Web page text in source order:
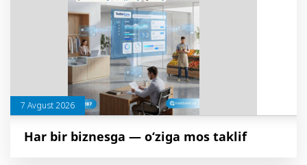
7 Avgust 2026
Har bir biznesga — o‘ziga mos taklif